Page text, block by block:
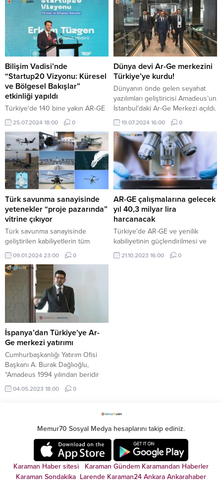
önünü açan "Araştırma Geliştirme
ve Yenilik Programı" için 2025
bütçesinden yaklaşık 63,5 milyar
lira harcanması bekleniyor.
Bilişim Vadisi’nde
“Startup20 Vizyonu: Küresel
ve Bölgesel Bakışlar”
etkinliği yapıldı
Türkiye'de 140 bine yakın AR-GE
projesinin tamamlandığını, 32
binin üzerindeki projenin de
devam ettiğini aktaran Erkam
Tüzgen, şu anda Türkiye'de 7
Turcorn bulunduğunu, bunlardan
2'sinin 10 milyar dolar
değerlenmeyi aştığını söyledi.
25.07.2024 18:00 0
Dünya devi Ar-Ge merkezini
Türkiye’ye kurdu!
Dünyanın önde gelen seyahat
yazılımları geliştiricisi Amadeus’un
İstanbul’daki Ar-Ge Merkezi açıldı.
Yatırımla, özellikle seyahat
teknolojileri alanında yeni fikir ve
girişimlerin Türkiye’de gelişip
ölçeklenmesinin önü açılacak.
19.07.2024 16:00 0
Türk savunma sanayisinde
yetenekler “proje pazarında”
vitrine çıkıyor
Türk savunma sanayisinde
geliştirilen kabiliyetlerin tüm
ekosistemle buluşmasını sağlayan
TSSK Proje Pazarı ve İşbirliği
Zirvesi'nin 8'incisi, 15 Şubat'ta
Ankara'da yapılacak.
09.01.2024 23:00 0
AR-GE çalışmalarına gelecek
yıl 40,3 milyar lira
harcanacak
Türkiye'de AR-GE ve yenilik
kabiliyetinin güçlendirilmesi ve
yeniliği esas alan bir yapıya
kavuşturulması amacıyla
21.10.2023 16:00 0
İspanya’dan Türkiye’ye Ar-
Ge merkezi yatırımı
Cumhurbaşkanlığı Yatırım Ofisi
Başkanı A. Burak Dağlıoğlu,
“Amadeus 1994 yılından beridir
Türkiye’de. 2013 yılında bir satın
alma ile varlıklarını büyüttüler.
seçtiler" dedi
04.05.2023 18:00 0
Memur70 Sosyal Medya hesaplarını takip ediniz.
Karaman Haber sitesi Karaman Gündem Karamandan Haberler
Karaman Sondakika Larende Karaman24 Ankara Ankarahaber